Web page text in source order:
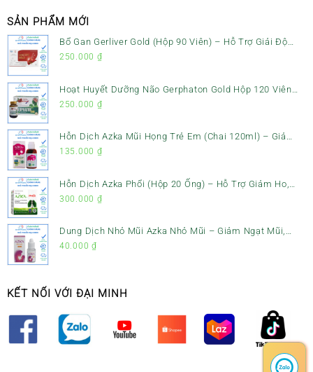
SẢN PHẨM MỚI
Bổ Gan Gerliver Gold (Hộp 90 Viên) – Hỗ Trợ Giải Độc
Gan, Mát Gan & Bảo Vệ Gan
250.000 ₫
Hoạt Huyết Dưỡng Não Gerphaton Gold Hộp 120 Viên
– Giảm Đau Đầu, Hoa Mắt, Chóng Mặt & Rối Loạn Tiền
250.000 ₫
Hỗn Dịch Azka Mũi Họng Trẻ Em (Chai 120ml) – Giảm
Ho, Tiêu Đờm & Đau Rát Họng
135.000 ₫
Hỗn Dịch Azka Phổi (Hộp 20 Ống) – Hỗ Trợ Giảm Ho,
Tiêu Đờm & Bổ Phổi
300.000 ₫
Dung Dịch Nhỏ Mũi Azka Nhỏ Mũi – Giảm Ngạt Mũi,
Sổ Mũi Cho Trẻ Sơ Sinh
40.000 ₫
KẾT NỐI VỚI ĐẠI MINH